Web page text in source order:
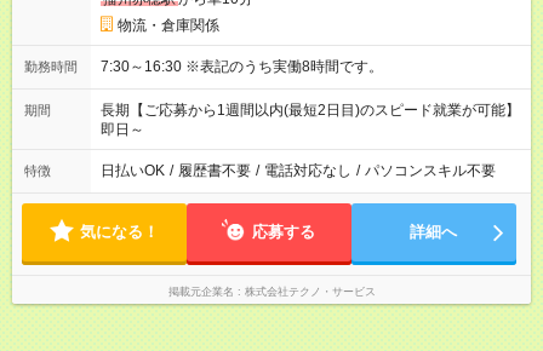
物流・倉庫関係
勤務時間 7:30～16:30 ※表記のうち実働8時間です。
期間
長期【ご応募から1週間以内(最短2日目)のスピード就業が可能】
即日～
特徴 日払いOK / 履歴書不要 / 電話対応なし / パソコンスキル不要
気になる！ 応募する 詳細へ
掲載元企業名 株式会社テクノ・サービス